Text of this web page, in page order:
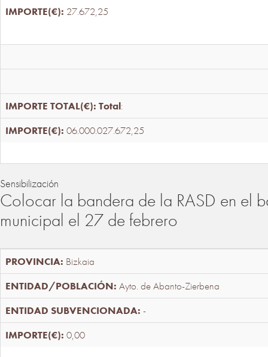
27.672,25
Total:
06.000.027.672,25
Sensibilización
Colocar la bandera de la RASD en el
municipal el 27 de febrero
Bizkaia
Ayto. de Abanto-Zierbena
-
0,00